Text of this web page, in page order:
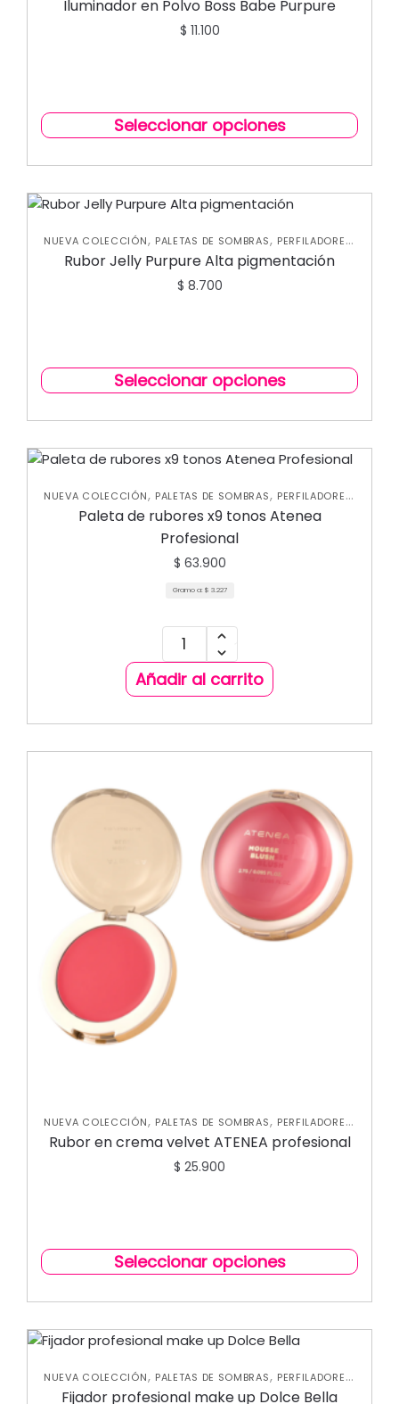
Iluminador en Polvo Boss Babe Purpure
$ 11.100
Seleccionar opciones
NUEVA COLECCIÓN, PALETAS DE SOMBRAS, PERFILADORES,
ROSTRO RUBORES
Rubor Jelly Purpure Alta pigmentación
$ 8.700
Seleccionar opciones
NUEVA COLECCIÓN, PALETAS DE SOMBRAS, PERFILADORES,
ROSTRO RUBORES
Paleta de rubores x9 tonos Atenea
Profesional
$ 63.900
Gramo a: $ 3.227
Añadir al carrito
NUEVA COLECCIÓN, PALETAS DE SOMBRAS, PERFILADORES,
ROSTRO RUBORES
Rubor en crema velvet ATENEA profesional
$ 25.900
Seleccionar opciones
NUEVA COLECCIÓN, PALETAS DE SOMBRAS, PERFILADORES,
PRIMERS Y FIJADORES ROSTRO
Fijador profesional make up Dolce Bella